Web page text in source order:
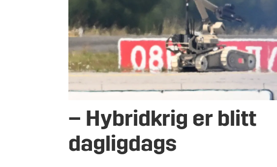
– Hybridkrig er blitt
dagligdags